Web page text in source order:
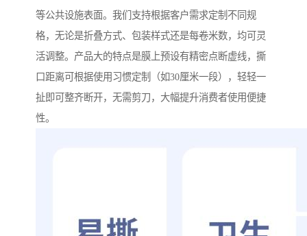
等公共设施表面。我们支持根据客户需求定制不同规
格，无论是折叠方式、包装样式还是每卷米数，均可灵
活调整。产品大的特点是膜上预设有精密点断虚线，撕
口距离可根据使用习惯定制（如30厘米一段），轻轻一
扯即可整齐断开，无需剪刀，大幅提升消费者使用便捷
性。